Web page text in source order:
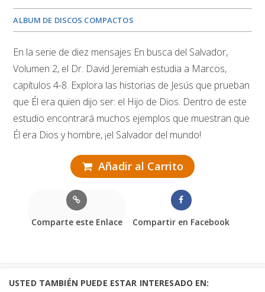
ALBUM DE DISCOS COMPACTOS
En la serie de diez mensajes En busca del Salvador,
Volumen 2, el Dr. David Jeremiah estudia a Marcos,
capítulos 4-8. Explora las historias de Jesús que prueban
que Él era quien dijo ser: el Hijo de Dios. Dentro de este
estudio encontrará muchos ejemplos que muestran que
Él era Dios y hombre, ¡el Salvador del mundo!
Añadir al Carrito
Comparte este Enlace Compartir en Facebook
USTED TAMBIÉN PUEDE ESTAR INTERESADO EN: